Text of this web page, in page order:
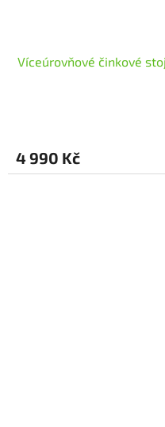
Víceúrovňové činkové
4 990 Kč